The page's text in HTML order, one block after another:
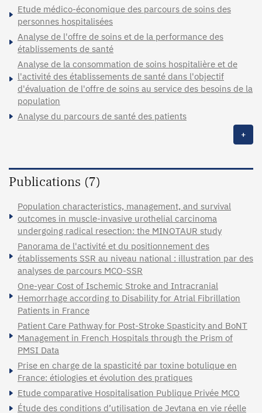
Etude médico-économique des parcours de soins des
personnes hospitalisées
Analyse de l'offre de soins et de la performance des
établissements de santé
Analyse de la consommation de soins hospitalière et de
l'activité des établissements de santé dans l'objectif
d'évaluation de l'offre de soins au service des besoins de la
population
Analyse du parcours de santé des patients
+
Publications (7)
Population characteristics, management, and survival
outcomes in muscle-invasive urothelial carcinoma
undergoing radical resection: the MINOTAUR study
Panorama de l'activité et du positionnement des
établissements SSR au niveau national : illustration par des
analyses de parcours MCO-SSR
One-year Cost of Ischemic Stroke and Intracranial
Hemorrhage according to Disability for Atrial Fibrillation
Patients in France
Patient Care Pathway for Post-Stroke Spasticity and BoNT
Management in French Hospitals through the Prism of
PMSI Data
Prise en charge de la spasticité par toxine botulique en
France: étiologies et évolution des pratiques
Etude comparative Hospitalisation Publique Privée MCO
Étude des conditions d’utilisation de Jevtana en vie réelle